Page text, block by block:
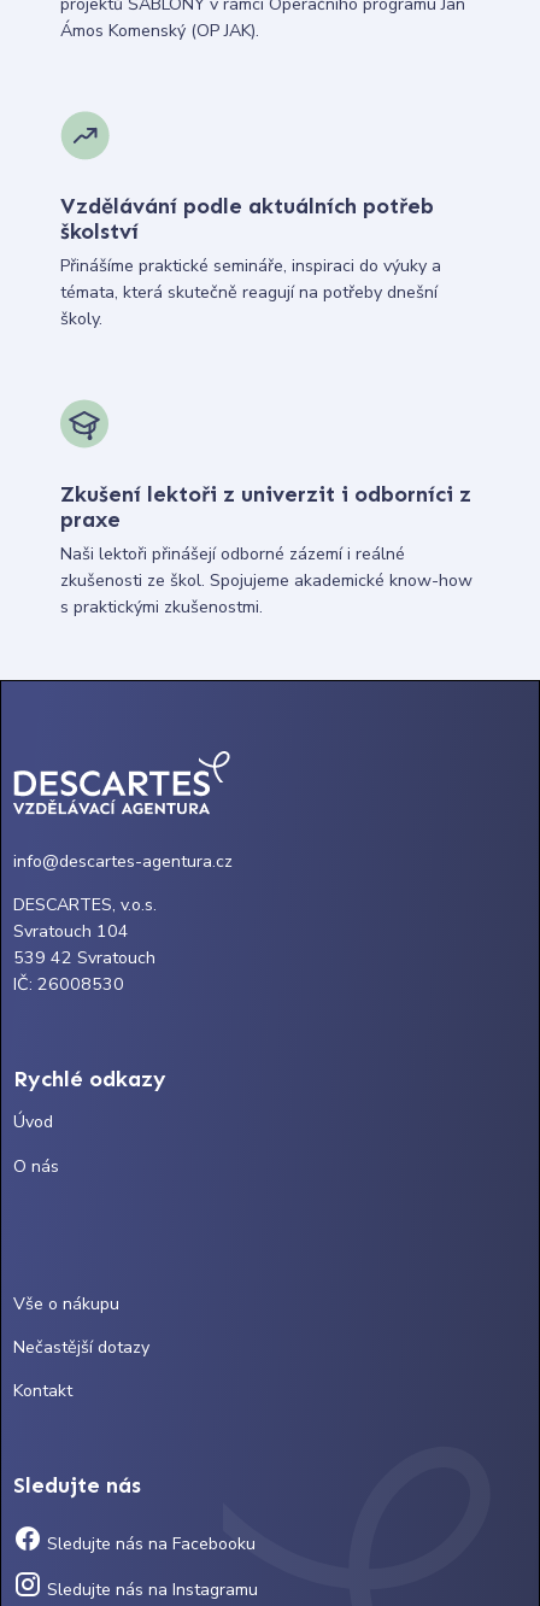
projektů ŠABLONY v rámci Operačního programu Jan
Ámos Komenský (OP JAK).
Vzdělávání podle aktuálních potřeb
školství
Přinášíme praktické semináře, inspiraci do výuky a
témata, která skutečně reagují na potřeby dnešní
školy.
Zkušení lektoři z univerzit i odborníci z
praxe
Naši lektoři přinášejí odborné zázemí i reálné
zkušenosti ze škol. Spojujeme akademické know-how
s praktickými zkušenostmi.
info@descartes-agentura.cz
DESCARTES, v.o.s.
Svratouch 104
539 42 Svratouch
IČ: 26008530
Rychlé odkazy
Úvod
O nás
Vše o nákupu
Nečastější dotazy
Kontakt
Sledujte nás
Sledujte nás na Facebooku
Sledujte nás na Instagramu